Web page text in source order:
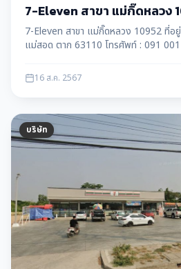
7-Eleven สาขา แม่กิ๊ดหลวง
7-Eleven สาขา แม่กิ๊ดหลวง 10952 ที่อ
แม่สอด ตาก 63110 โทรศัพท์ : 091
16 ส.ค. 2567
บริษัท